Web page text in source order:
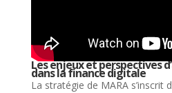
Les enjeux et perspectives
dans la finance digitale
La stratégie de MARA s’inscrit